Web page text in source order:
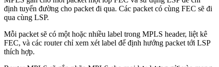
định tuyến đường cho packet đi qua. Các packet có cùng FEC sẽ đi
qua cùng LSP.
Mỗi packet sẽ có một hoặc nhiều label trong MPLS header, liệt kê
FEC, và các router chỉ xem xét label để định hướng packet tới LSP
thích hợp.